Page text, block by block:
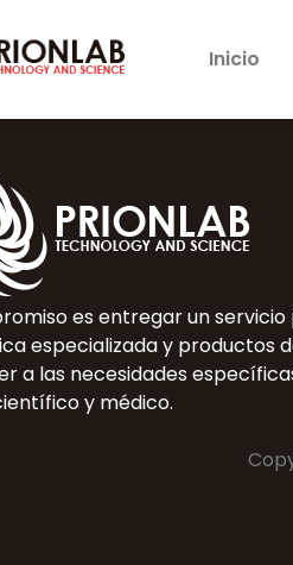
Inicio
es entregar un servicio
especializada y productos
a las necesidades
y médico.